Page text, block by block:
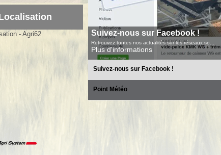
Suivez-nous sur Facebook !
Retrouvez toutes nos actualités sur les réseaux so...
Plus d'informations
Suivez-nous sur Facebook !
Point Météo